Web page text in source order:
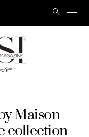
Maison
collection